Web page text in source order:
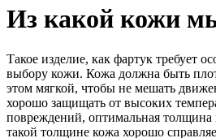
Из какой кожи
Такое изделие, как фартук требует
выбору кожи. Кожа должна быть
этом мягкой, чтобы не мешать
хорошо защищать от высоких
повреждений, оптимальная
такой толщине кожа хорошо